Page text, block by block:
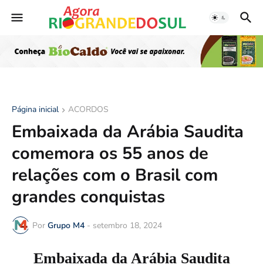
Página inicial ACORDOS
Embaixada da Arábia Saudita
comemora os 55 anos de
relações com o Brasil com
grandes conquistas
Por Grupo M4 - setembro 18, 2024
Embaixada da Arábia Saudita